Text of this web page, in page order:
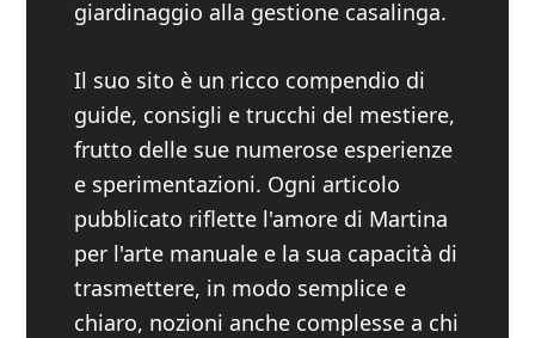
giardinaggio alla gestione casalinga.
Il suo sito è un ricco compendio di
guide, consigli e trucchi del mestiere,
frutto delle sue numerose esperienze
e sperimentazioni. Ogni articolo
pubblicato riflette l'amore di Martina
per l'arte manuale e la sua capacità di
trasmettere, in modo semplice e
chiaro, nozioni anche complesse a chi